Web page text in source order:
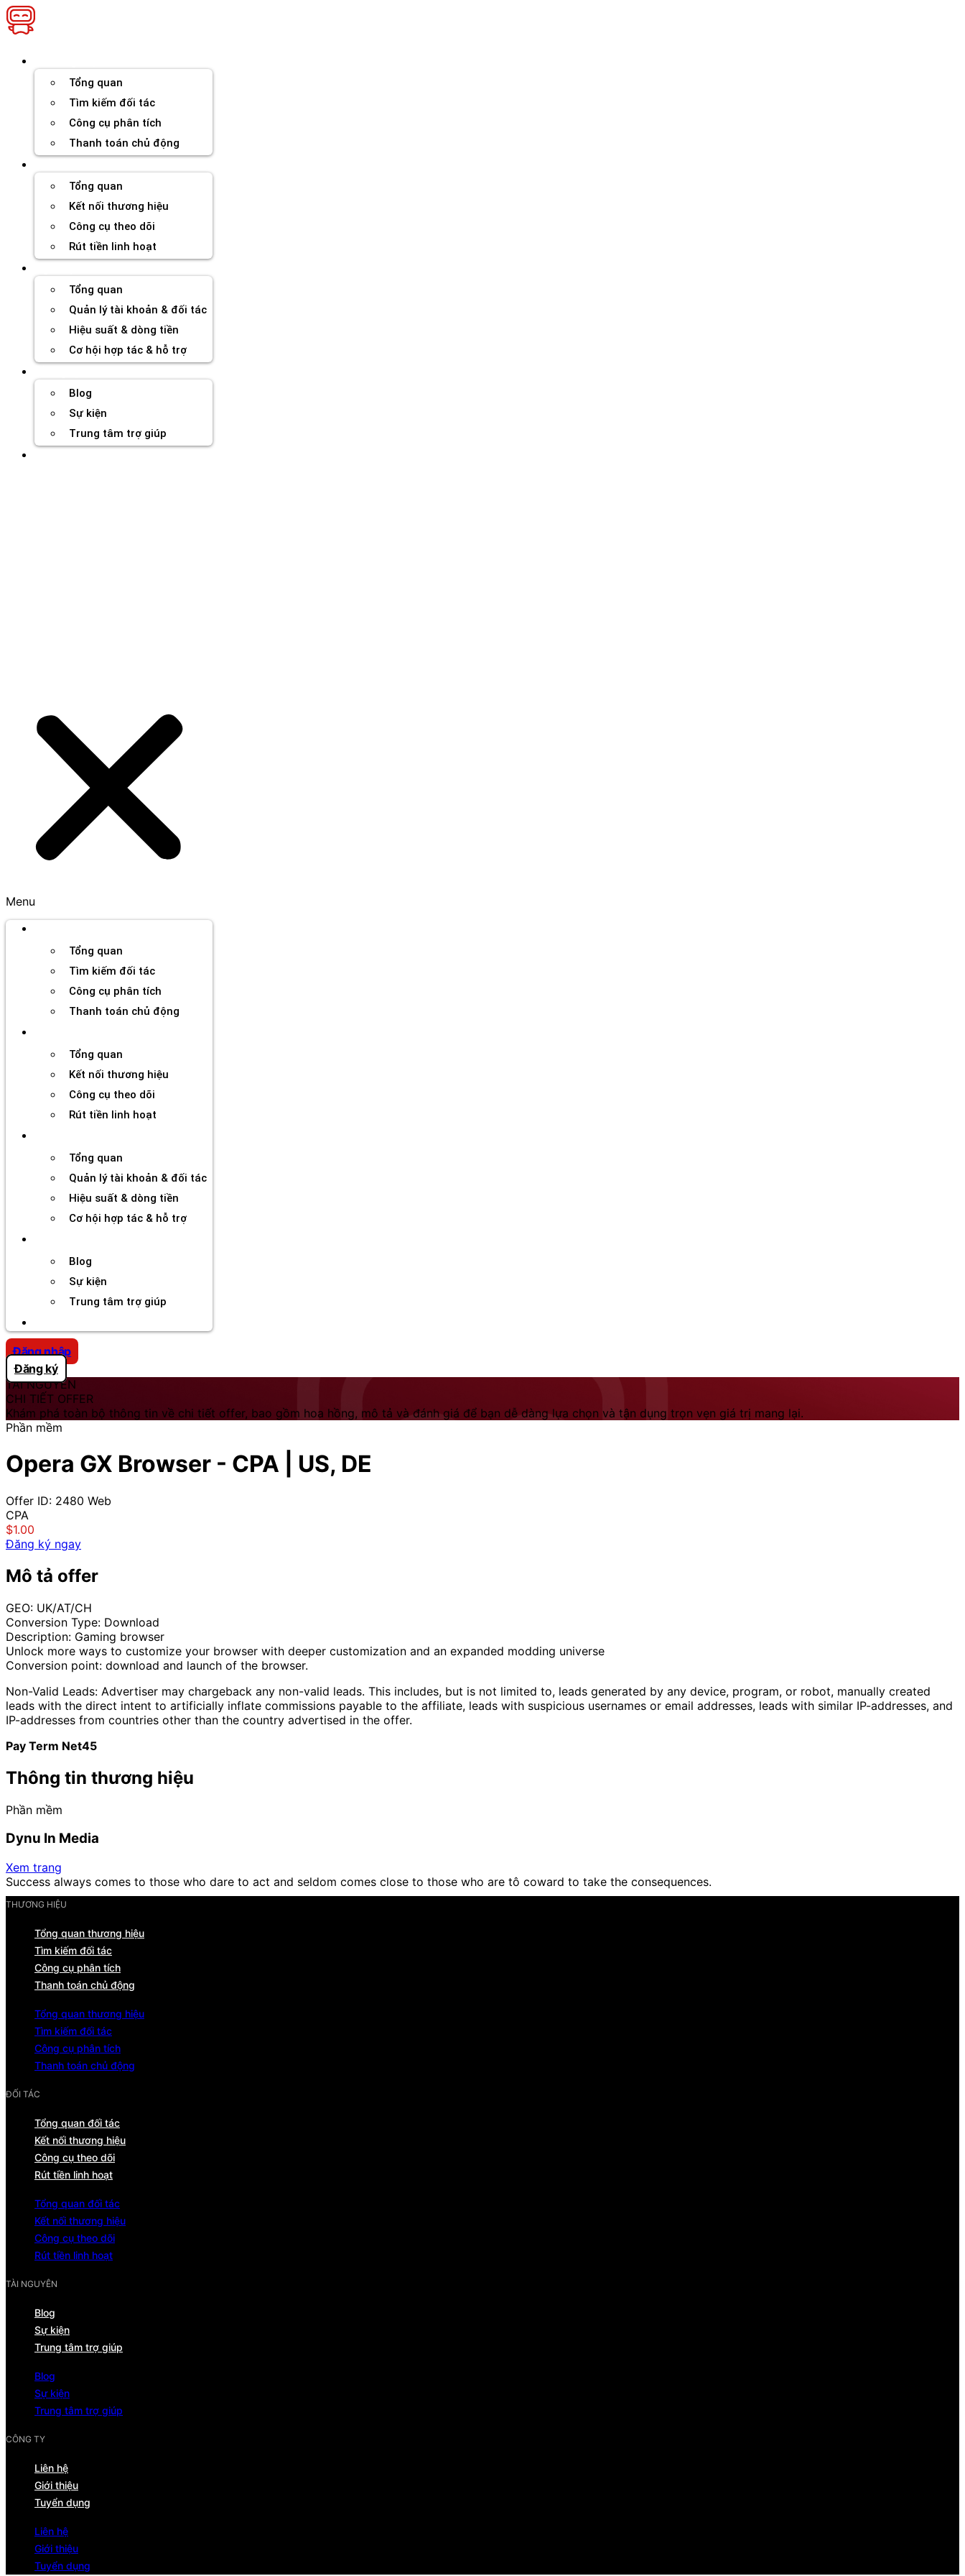
Chuyển
đến
Tổng quan
Tìm kiếm đối tác
Công cụ phân tích
Thanh toán chủ động
Tổng quan
Kết nối thương hiệu
Công cụ theo dõi
Rút tiền linh hoạt
Tổng quan
Quản lý tài khoản & đối tác
Hiệu suất & dòng tiền
Cơ hội hợp tác & hỗ trợ
Blog
Sự kiện
Trung tâm trợ giúp
Menu
Tổng quan
Tìm kiếm đối tác
Công cụ phân tích
Thanh toán chủ động
Tổng quan
Kết nối thương hiệu
Công cụ theo dõi
Rút tiền linh hoạt
Tổng quan
Quản lý tài khoản & đối tác
Hiệu suất & dòng tiền
Cơ hội hợp tác & hỗ trợ
Blog
Sự kiện
Trung tâm trợ giúp
Đăng nhập
Đăng ký
TÀI NGUYÊN
CHI TIẾT OFFER
Khám phá toàn bộ thông tin về chi tiết offer, bao gồm hoa hồng, mô tả và đánh giá để bạn dễ dàng lựa chọn và tận dụng trọn vẹn giá trị mang lại.
Phần mềm
Opera GX Browser - CPA | US, DE
Offer ID: 2480 Web
CPA
$1.00
Đăng ký ngay
Mô tả offer
GEO: UK/AT/CH
Conversion Type: Download
Description: Gaming browser
Unlock more ways to customize your browser with deeper customization and an expanded modding universe
Conversion point: download and launch of the browser.
Non-Valid Leads: Advertiser may chargeback any non-valid leads. This includes, but is not limited to, leads generated by any device, program, or robot, manually created
leads with the direct intent to artificially inflate commissions payable to the affiliate, leads with suspicious usernames or email addresses, leads with similar IP-addresses, and
IP-addresses from countries other than the country advertised in the offer.
Pay Term Net45
Thông tin thương hiệu
Phần mềm
Dynu In Media
Xem trang
Success always comes to those who dare to act and seldom comes close to those who are tô coward to take the consequences.
THƯƠNG HIỆU
Tổng quan thương hiệu
Tìm kiếm đối tác
Công cụ phân tích
Thanh toán chủ động
Tổng quan thương hiệu
Tìm kiếm đối tác
Công cụ phân tích
Thanh toán chủ động
ĐỐI TÁC
Tổng quan đối tác
Kết nối thương hiệu
Công cụ theo dõi
Rút tiền linh hoạt
Tổng quan đối tác
Kết nối thương hiệu
Công cụ theo dõi
Rút tiền linh hoạt
TÀI NGUYÊN
Blog
Sự kiện
Trung tâm trợ giúp
Blog
Sự kiện
Trung tâm trợ giúp
CÔNG TY
Liên hệ
Giới thiệu
Tuyển dụng
Liên hệ
Giới thiệu
Tuyển dụng